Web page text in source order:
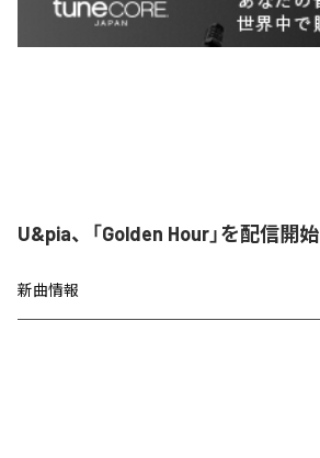
U&pia、「Golden Hour」を配信開始
新曲情報